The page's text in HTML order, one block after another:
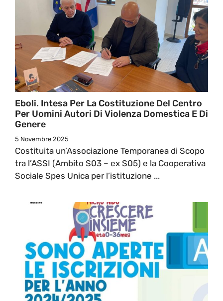
Eboli. Intesa Per La Costituzione Del Centro
Per Uomini Autori Di Violenza Domestica E Di
Genere
5 Novembre 2025
Costituita un’Associazione Temporanea di Scopo
tra l’ASSI (Ambito S03 – ex S05) e la Cooperativa
Sociale Spes Unica per l’istituzione ...